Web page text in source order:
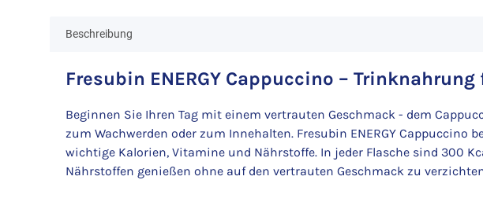
Beschreibung
Fresubin ENERGY Cappuccino –
Beginnen Sie Ihren Tag mit einem vertrauten Geschmack - dem
zum Wachwerden oder zum Innehalten. Fresubin ENERGY
wichtige Kalorien, Vitamine und Nährstoffe. In jeder Flasche sind 300
Nährstoffen genießen ohne auf den vertrauten Geschmack zu